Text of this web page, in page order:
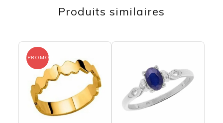
Produits similaires
PROMO !